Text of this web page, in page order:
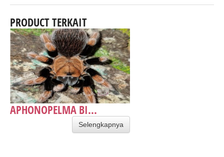
PRODUCT TERKAIT
APHONOPELMA BI...
Selengkapnya